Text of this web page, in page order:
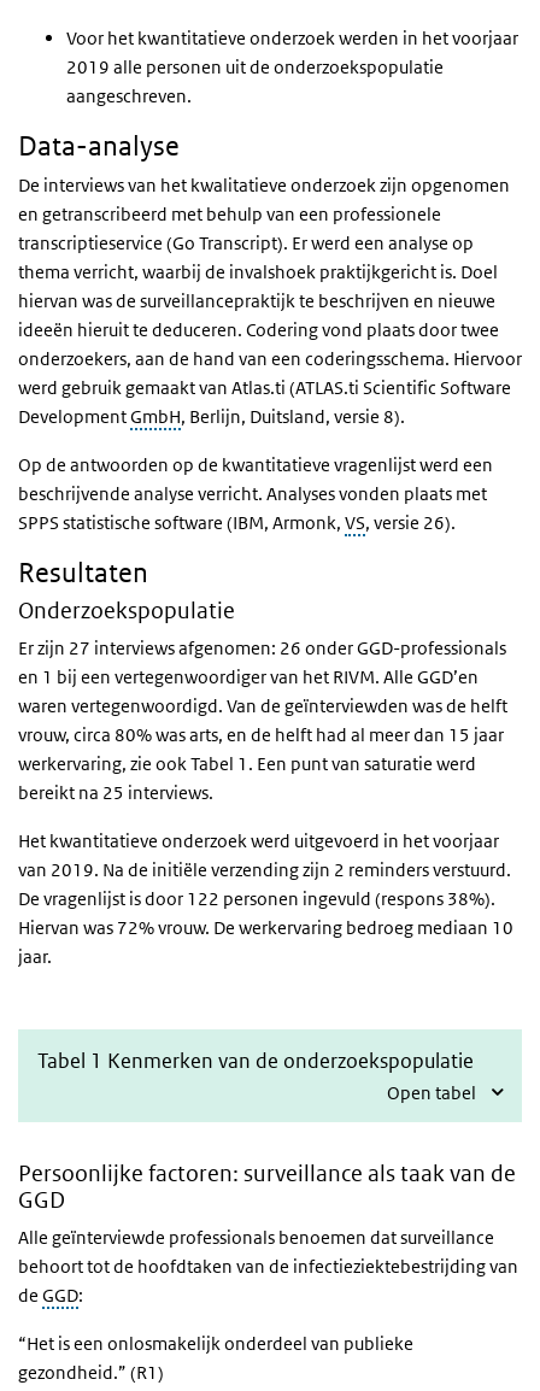
Voor het kwantitatieve onderzoek werden in het voorjaar
2019 alle personen uit de onderzoekspopulatie
aangeschreven.
Data-analyse
De interviews van het kwalitatieve onderzoek zijn opgenomen
en getranscribeerd met behulp van een professionele
transcriptieservice (Go Transcript). Er werd een analyse op
thema verricht, waarbij de invalshoek praktijkgericht is. Doel
hiervan was de surveillancepraktijk te beschrijven en nieuwe
ideeën hieruit te deduceren. Codering vond plaats door twee
onderzoekers, aan de hand van een coderingsschema. Hiervoor
werd gebruik gemaakt van Atlas.ti (ATLAS.ti Scientific Software
DevelopmentGmbH, Berlijn, Duitsland, versie 8).
Op de antwoorden op de kwantitatieve vragenlijst werd een
beschrijvende analyse verricht. Analyses vonden plaats met
SPPS statistische software (IBM, Armonk, VS, versie 26).
Resultaten
Onderzoekspopulatie
Er zijn 27 interviews afgenomen: 26 onder GGD-professionals
en 1 bij een vertegenwoordiger van het RIVM. Alle GGD’en
waren vertegenwoordigd. Van de geïnterviewden was de helft
vrouw, circa 80% was arts, en de helft had al meer dan 15 jaar
werkervaring, zie ook Tabel 1. Een punt van saturatie werd
bereikt na 25 interviews.
Het kwantitatieve onderzoek werd uitgevoerd in het voorjaar
van 2019. Na de initiële verzending zijn 2 reminders verstuurd.
De vragenlijst is door 122 personen ingevuld (respons 38%).
Hiervan was 72% vrouw. De werkervaring bedroeg mediaan 10
jaar.
Tabel 1 Kenmerken van de onderzoekspopulatie
Open tabel
Persoonlijke factoren: surveillance als taak van de
GGD
Alle geïnterviewde professionals benoemen dat surveillance
behoort tot de hoofdtaken van de infectieziektebestrijding van
de GGD:
“Het is een onlosmakelijk onderdeel van publieke
gezondheid.” (R1)